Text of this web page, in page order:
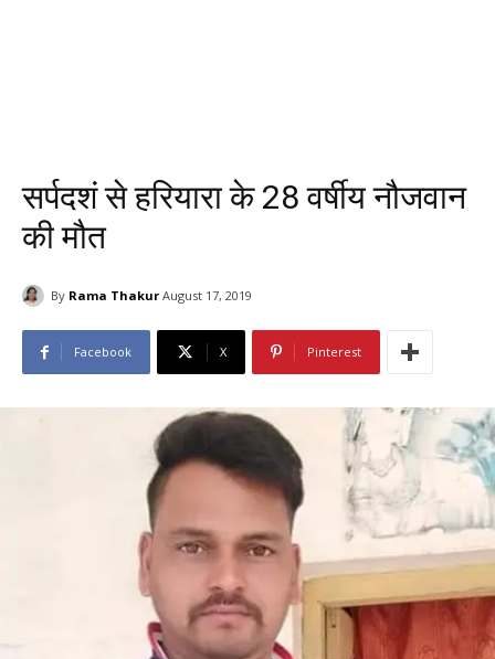
सर्पदशं से हरियारा के 28 वर्षीय नौजवान
की मौत
By Rama Thakur August 17, 2019
Facebook X Pinterest